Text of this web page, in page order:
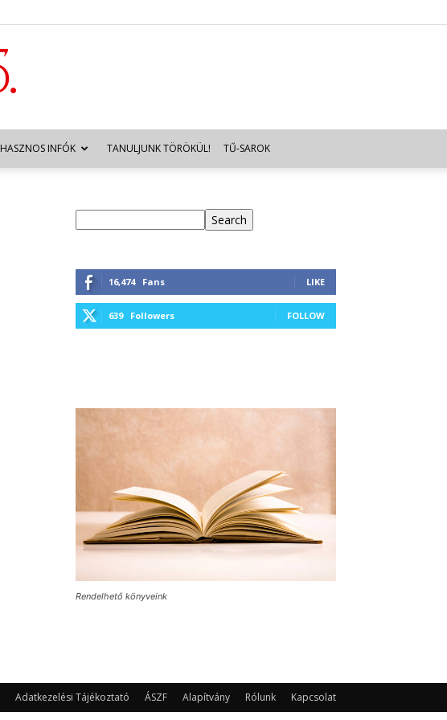
HASZNOS INFÓK TANULJUNK TÖRÖKÜL! TŰ-SAROK
Search
16,474 Fans LIKE
639 Followers FOLLOW
Rendelhető könyveink
Adatkezelési Tájékoztató ÁSZF Alapítvány Rólunk Kapcsolat